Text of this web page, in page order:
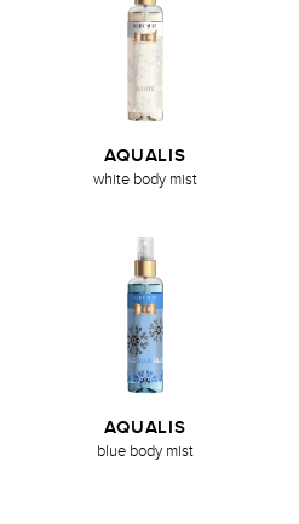
AQUALIS
white body mist
AQUALIS
blue body mist